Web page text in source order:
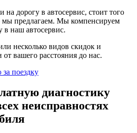
на дорогу в автосервис, стоит того
мы предлагаем. Мы компенсируем
в наш автосервис.
несколько видов скидок и
вашего расстояния до нас.
за поездку
диагностику
неисправностях